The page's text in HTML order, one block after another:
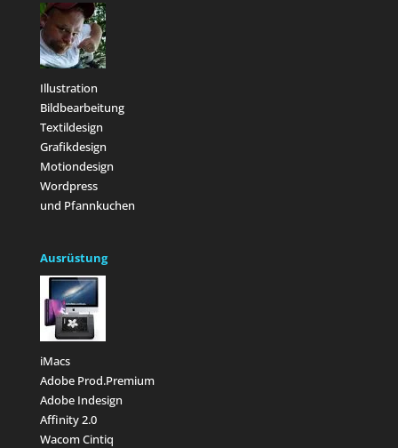
Illustration
Bildbearbeitung
Textildesign
Grafikdesign
Motiondesign
Wordpress
und Pfannkuchen
Ausrüstung
iMacs
Adobe Prod.Premium
Adobe Indesign
Affinity 2.0
Wacom Cintiq